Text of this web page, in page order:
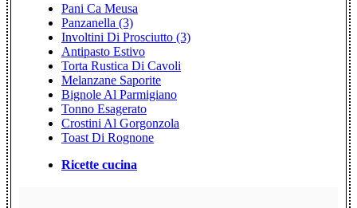
Pani Ca Meusa
Panzanella (3)
Involtini Di Prosciutto (3)
Antipasto Estivo
Torta Rustica Di Cavoli
Melanzane Saporite
Bignole Al Parmigiano
Tonno Esagerato
Crostini Al Gorgonzola
Toast Di Rognone
Ricette cucina